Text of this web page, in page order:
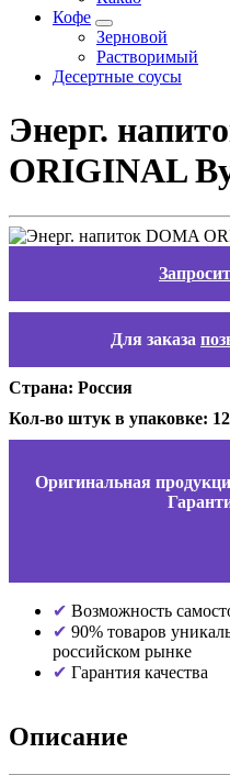
Кофе
Зерновой
Растворимый
Десертные соусы
Энерг.
ОRIGINAL
Для заказа
Страна: Россия
Кол-во штук в упаковке: 12
Оригинальная
Возможность
90% товаров
российском рынке
Гарантия качества
Описание